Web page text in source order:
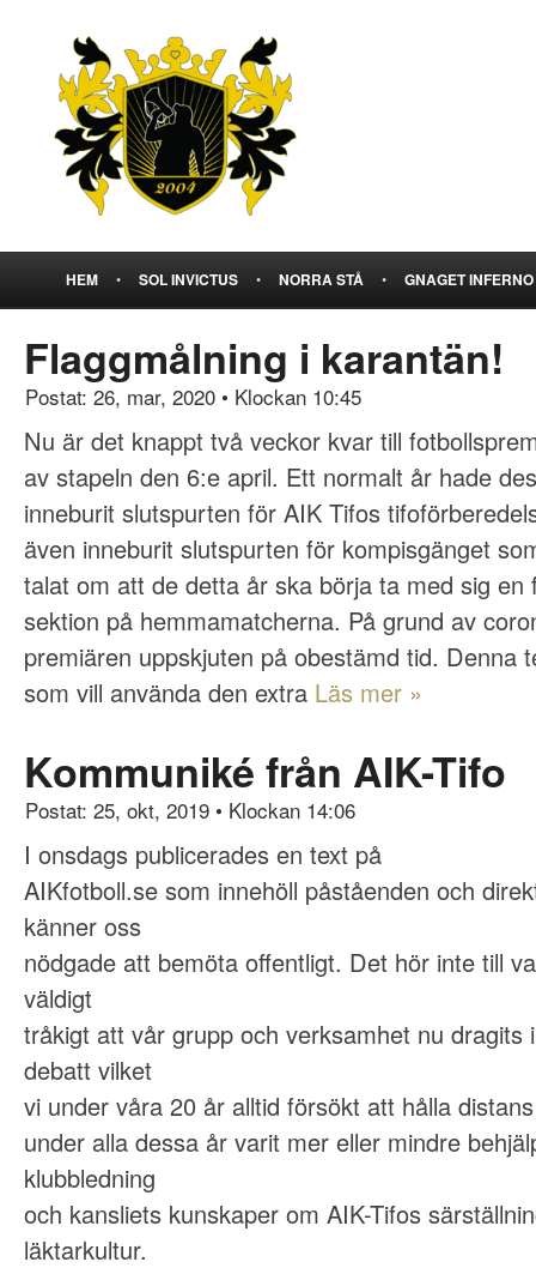
HEM • SOL INVICTUS • NORRA STÅ • GNAGET INFERNO
Flaggmålning i karantän!
Postat: 26, mar, 2020 • Klockan 10:45
Nu är det knappt två veckor kvar till
av stapeln den 6:e april. Ett normalt år hade
inneburit slutspurten för AIK Tifos
även inneburit slutspurten för kompisgänget
talat om att de detta år ska börja ta med sig en
sektion på hemmamatcherna. På grund av
premiären uppskjuten på obestämd tid. Denna
som vill använda den extra Läs mer »
Kommuniké från AIK-Tifo
Postat: 25, okt, 2019 • Klockan 14:06
I onsdags publicerades en text på
AIKfotboll.se som innehöll påståenden och
känner oss
nödgade att bemöta offentligt. Det hör inte till
väldigt
tråkigt att vår grupp och verksamhet nu dragits
debatt vilket
vi under våra 20 år alltid försökt att hålla
under alla dessa år varit mer eller mindre
klubbledning
och kansliets kunskaper om AIK-Tifos
läktarkultur.